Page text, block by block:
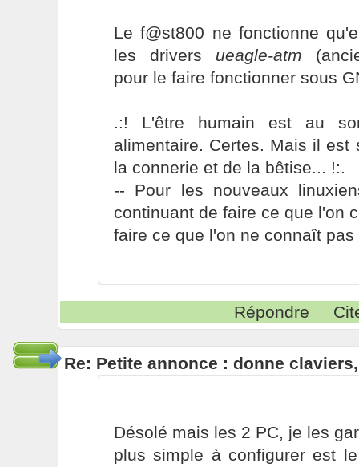
Le f@st800 ne fonctionne
les drivers ueagle-atm
pour le faire fonctionner sous
.:! L'être humain est au
alimentaire. Certes. Mais il est
la connerie et de la bêtise... !:.
-- Pour les nouveaux
continuant de faire ce que l'on
faire ce que l'on ne connaît pas
Répondre
Re: Petite annonce : donne
Désolé mais les 2 PC, je les
plus simple à configurer est